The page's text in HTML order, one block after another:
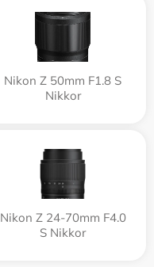
Nikon Z 50mm F1.8 S
Nikkor
Nikon Z 24-70mm F4.0
S Nikkor